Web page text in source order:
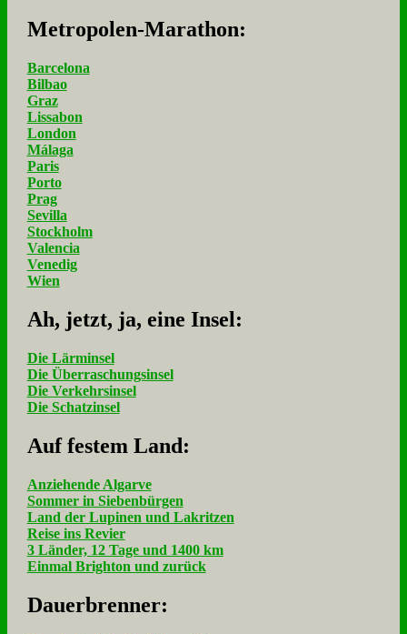
Me­tro­po­len-Ma­ra­thon:
Barcelona
Bilbao
Graz
Lissabon
London
Málaga
Paris
Porto
Prag
Sevilla
Stockholm
Valencia
Venedig
Wien
Ah, jetzt, ja, ei­ne In­sel:
Die Lärminsel
Die Überraschungsinsel
Die Verkehrsinsel
Die Schatzinsel
Auf fe­stem Land:
Anziehende Algarve
Sommer in Siebenbürgen
Land der Lupinen und Lakritzen
Reise ins Revier
3 Länder, 12 Tage und 1400 km
Einmal Brighton und zurück
Dau­er­bren­ner: